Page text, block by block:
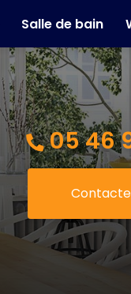
Salle de bain
05 46